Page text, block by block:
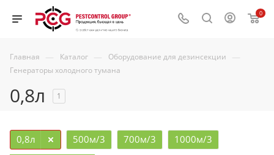
0
Главная — Каталог — Оборудование для дезинсекции —
Генераторы холодного тумана
0,8л 1
500м/3 700м/3 1000м/3
0,8л